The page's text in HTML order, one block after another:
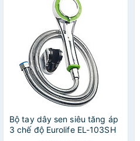
Bộ tay dây sen siêu tăng áp
3 chế độ Eurolife EL-103SH